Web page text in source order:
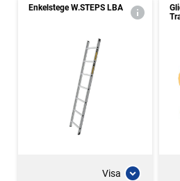
Enkelstege W.STEPS LBA
Visa